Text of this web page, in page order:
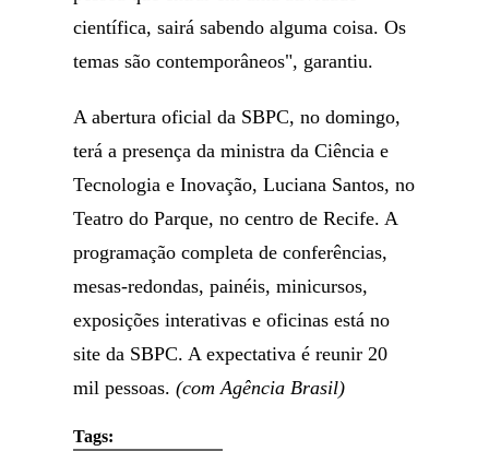
científica, sairá sabendo alguma coisa. Os
temas são contemporâneos", garantiu.
A abertura oficial da SBPC, no domingo,
terá a presença da ministra da Ciência e
Tecnologia e Inovação, Luciana Santos, no
Teatro do Parque, no centro de Recife. A
programação completa de conferências,
mesas-redondas, painéis, minicursos,
exposições interativas e oficinas está no
site da SBPC. A expectativa é reunir 20
mil pessoas.(com Agência Brasil)
Tags: